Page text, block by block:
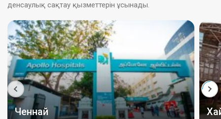
денсаулық сақтау қызметтерін ұсынады.
Ченнай